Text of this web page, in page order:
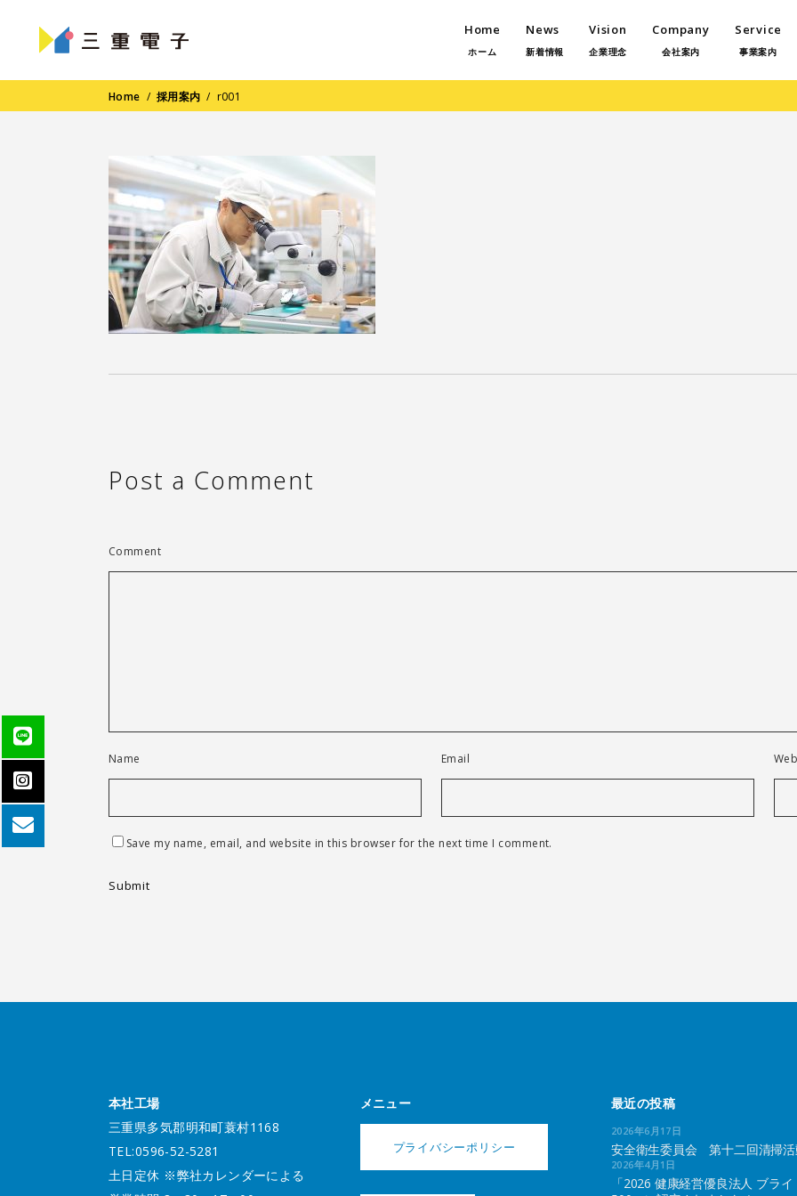
Home
ホーム
News
新着情報
Vision
企業理念
Company
会社案内
Service
事業案内
Home / 採用案内 / r001
Post a Comment
Comment
Name Email
Save my name, email, and website in this browser for the next time I comment.
本社工場
三重県多気郡明和町蓑村1168
TEL:0596-52-5281
土日定休 ※弊社カレンダーによる
メニュー
プライバシーポリシー
最近の投稿
2026年6月17日
安全衛生委員会 第十二回清掃
2026年4月1日
「2026 健康経営優良法人 ブライ